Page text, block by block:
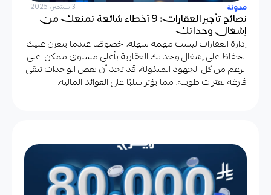
مدونة 3 سبتمبر، 2025
نصائح تأجير العقارات: 9 أخطاء شائعة تمنعك من
إشغال وحداتك
إدارة العقارات ليست مهمة سهلة، خصوصًا عندما يتعين عليك
الحفاظ على إشغال وحداتك العقارية بأعلى مستوى ممكن. على
الرغم من كل الجهود المبذولة، قد تجد أن بعض الوحدات تبقى
فارغة لفترات طويلة، مما يؤثر سلبًا على العوائد المالية.